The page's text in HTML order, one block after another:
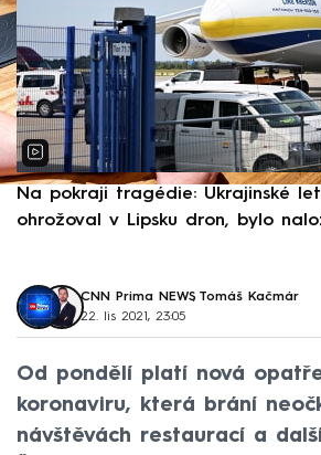
Na pokraji tragédie: Ukrajinské
ohrožoval v Lipsku dron, bylo
CNN Prima NEWS, Tomáš Kačmár
22. lis 2021, 23:05
Od pondělí platí nová
koronaviru, která brání
návštěvách restaurací a